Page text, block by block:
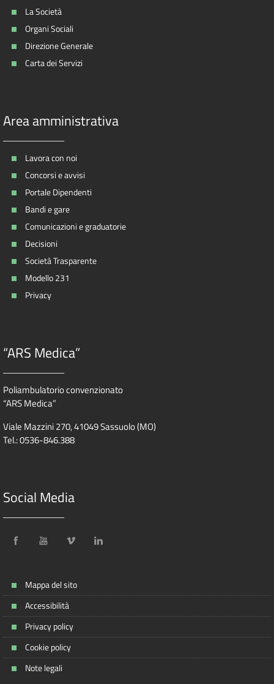
La Società
Organi Sociali
Direzione Generale
Carta dei Servizi
Area amministrativa
Lavora con noi
Concorsi e avvisi
Portale Dipendenti
Bandi e gare
Comunicazioni e graduatorie
Decisioni
Società Trasparente
Modello 231
Privacy
“ARS Medica”
Poliambulatorio convenzionato
“ARS Medica”
Viale Mazzini 270, 41049 Sassuolo (MO)
Tel.: 0536-846.388
Social Media
Mappa del sito
Accessibilità
Privacy policy
Cookie policy
Note legali